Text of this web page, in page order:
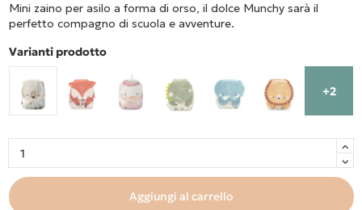
Mini zaino per asilo a forma di orso, il dolce Munchy sarà il
perfetto compagno di scuola e avventure.
Varianti prodotto
+2
Aggiungi al carrello